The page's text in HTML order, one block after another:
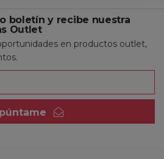
boletín y recibe nuestra
Outlet
en productos outlet,